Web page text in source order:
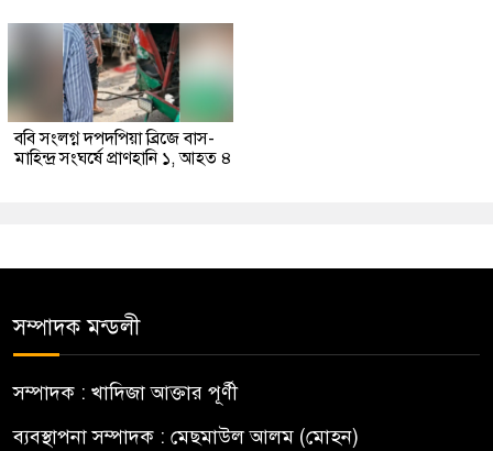
ববি সংলগ্ন দপদপিয়া ব্রিজে বাস-
মাহিন্দ্র সংঘর্ষে প্রাণহানি ১, আহত ৪
সম্পাদক মন্ডলী
সম্পাদক : খাদিজা আক্তার পূর্ণী
ব্যবস্থাপনা সম্পাদক : মেছমাউল আলম (মোহন)